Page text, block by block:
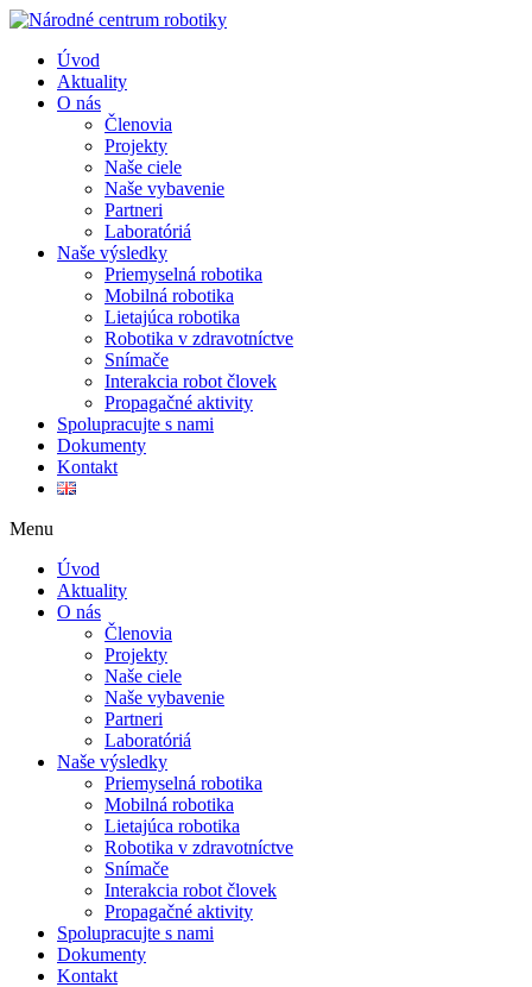
Úvod
Aktuality
O nás
Členovia
Projekty
Naše ciele
Naše vybavenie
Partneri
Laboratóriá
Naše výsledky
Priemyselná robotika
Mobilná robotika
Lietajúca robotika
Robotika v zdravotníctve
Snímače
Interakcia robot človek
Propagačné aktivity
Spolupracujte s nami
Dokumenty
Kontakt
Menu
Úvod
Aktuality
O nás
Členovia
Projekty
Naše ciele
Naše vybavenie
Partneri
Laboratóriá
Naše výsledky
Priemyselná robotika
Mobilná robotika
Lietajúca robotika
Robotika v zdravotníctve
Snímače
Interakcia robot človek
Propagačné aktivity
Spolupracujte s nami
Dokumenty
Kontakt